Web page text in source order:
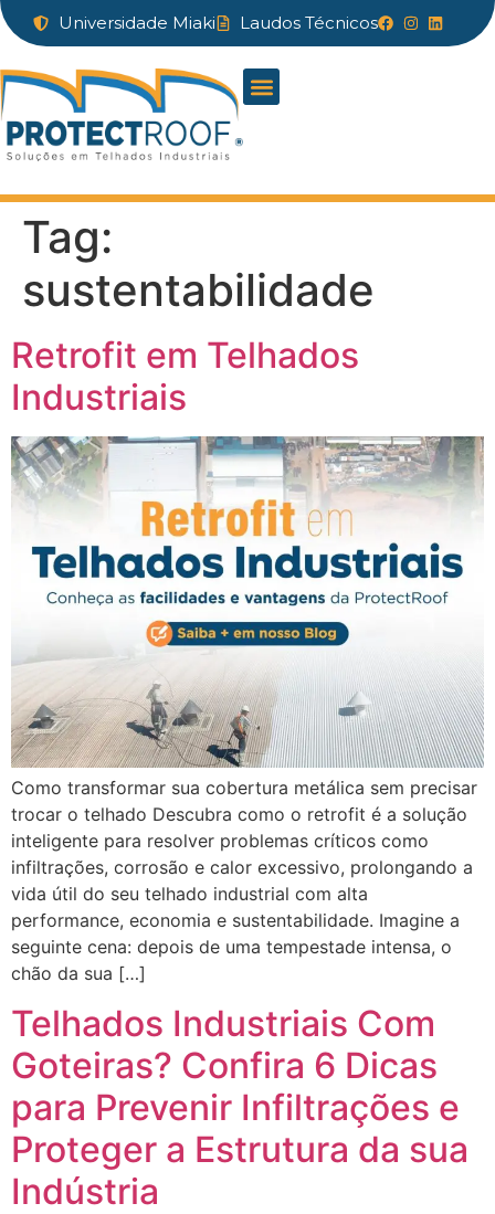
Universidade Miaki Laudos Técnicos
Tag:
sustentabilidade
Retrofit em Telhados
Industriais
Como transformar sua cobertura metálica sem precisar
trocar o telhado Descubra como o retrofit é a solução
inteligente para resolver problemas críticos como
infiltrações, corrosão e calor excessivo, prolongando a
vida útil do seu telhado industrial com alta
performance, economia e sustentabilidade. Imagine a
seguinte cena: depois de uma tempestade intensa, o
chão da sua […]
Telhados Industriais Com
Goteiras? Confira 6 Dicas
para Prevenir Infiltrações e
Proteger a Estrutura da sua
Indústria